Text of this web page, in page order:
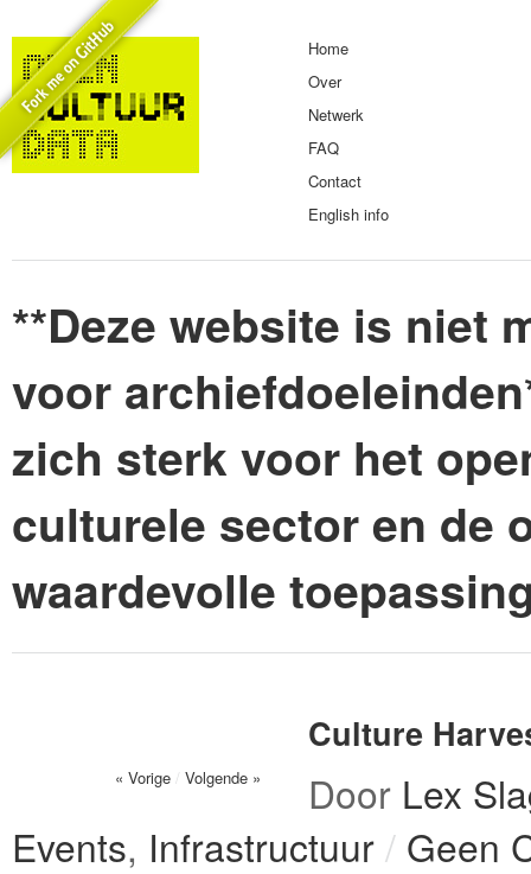
Home
Over
Netwerk
FAQ
Contact
English info
**Deze website is niet
voor
zich sterk voor het
culturele sector en de
waardevolle
Culture
« Vorige / Volgende » Door Lex
Events, Infrastructuur / Geen